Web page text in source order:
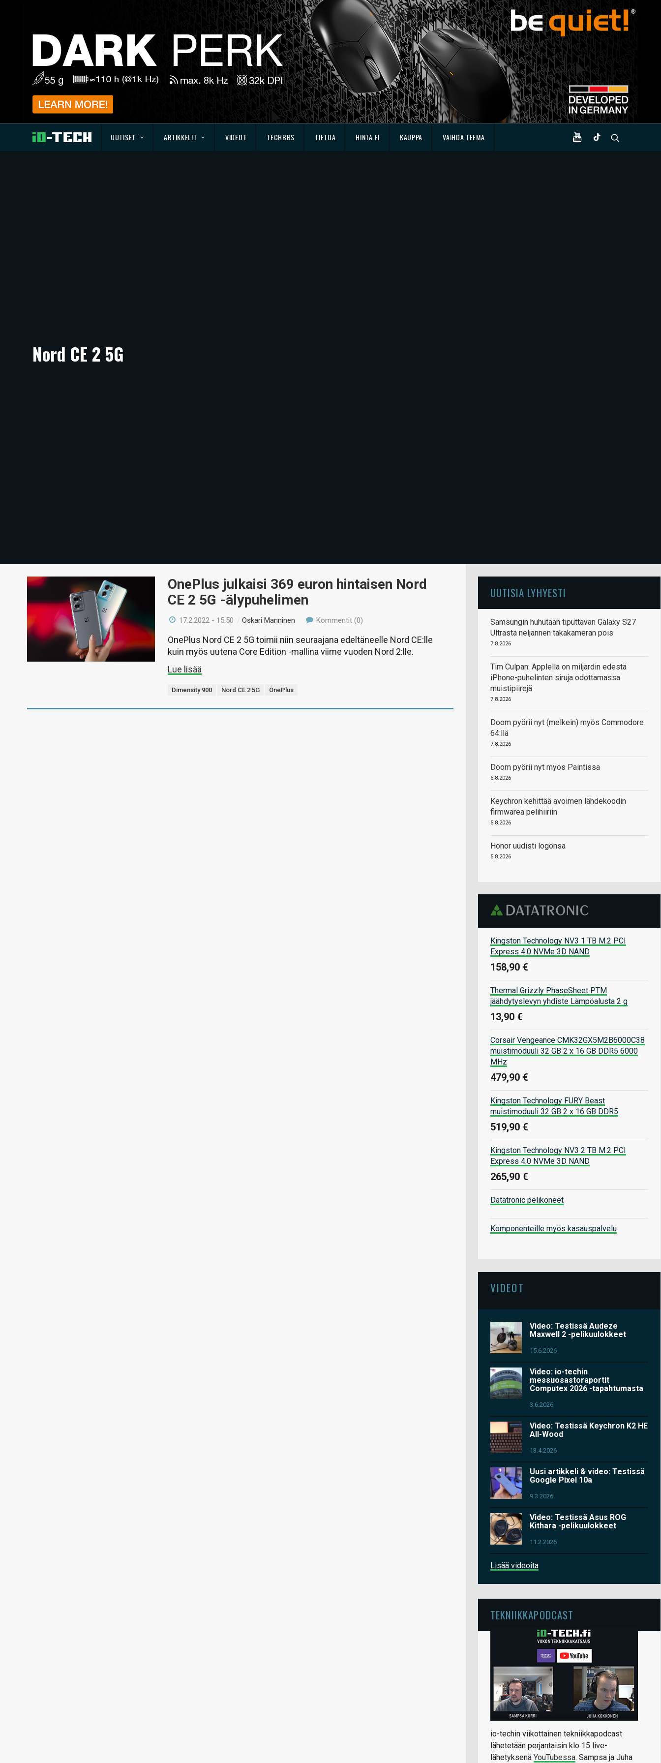
UUTISET ARTIKKELIT VIDEOT TECHBBS TIETOA HINTA.FI KAUPPA VAIHDA TEEMA
Nord CE 2 5G
OnePlus julkaisi 369 euron hintaisen Nord
CE 2 5G -älypuhelimen
17.2.2022 - 15:50 /Oskari Manninen Kommentit (0)
OnePlus Nord CE 2 5G toimii niin seuraajana edeltäneelle Nord CE:lle
kuin myös uutena Core Edition -mallina viime vuoden Nord 2:lle.
Lue lisää
Dimensity 900 Nord CE 2 5G OnePlus
UUTISIA LYHYESTI
Samsungin huhutaan tiputtavan Galaxy S27
Ultrasta neljännen takakameran pois
7.8.2026
Tim Culpan: Applella on miljardin edestä
iPhone-puhelinten siruja odottamassa
muistipiirejä
7.8.2026
Doom pyörii nyt (melkein) myös Commodore
64:llä
7.8.2026
Doom pyörii nyt myös Paintissa
6.8.2026
Keychron kehittää avoimen lähdekoodin
firmwarea pelihiiriin
5.8.2026
Honor uudisti logonsa
5.8.2026
Kingston Technology NV3 1 TB M.2 PCI
Express 4.0 NVMe 3D NAND
158,90 €
Thermal Grizzly PhaseSheet PTM
jäähdytyslevyn yhdiste Lämpöalusta 2 g
13,90 €
Corsair Vengeance CMK32GX5M2B6000C38
muistimoduuli 32 GB 2 x 16 GB DDR5 6000
MHz
479,90 €
Kingston Technology FURY Beast
muistimoduuli 32 GB 2 x 16 GB DDR5
519,90 €
Kingston Technology NV3 2 TB M.2 PCI
Express 4.0 NVMe 3D NAND
265,90 €
Datatronic pelikoneet
Komponenteille myös kasauspalvelu
VIDEOT
Video: Testissä Audeze
Maxwell 2 -pelikuulokkeet
15.6.2026
Video: io-techin
messuosastoraportit
Computex 2026 -tapahtumasta
3.6.2026
Video: Testissä Keychron K2 HE
All-Wood
13.4.2026
Uusi artikkeli & video: Testissä
Google Pixel 10a
9.3.2026
Video: Testissä Asus ROG
Kithara -pelikuulokkeet
11.2.2026
Lisää videoita
TEKNIIKKAPODCAST
io-techin viikottainen tekniikkapodcast
lähetetään perjantaisin klo 15 live-
lähetyksenä YouTubessa. Sampsa ja Juha